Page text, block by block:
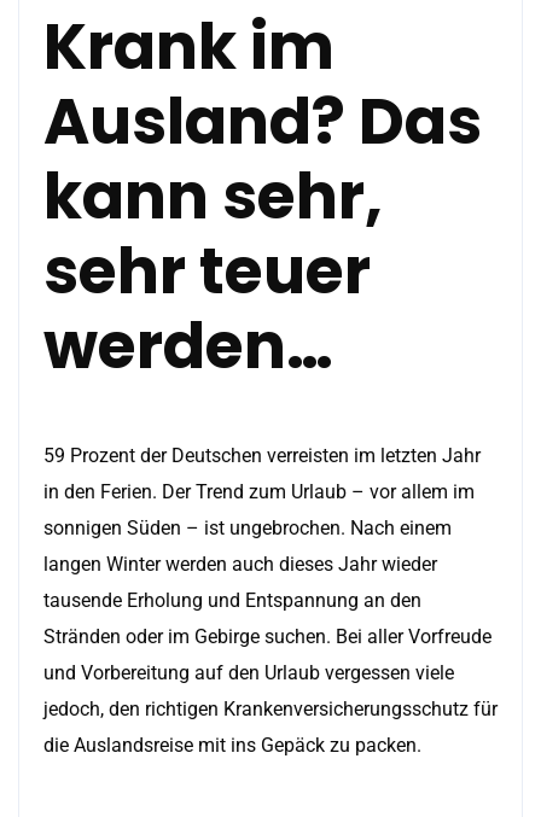
Krank im
Ausland? Das
kann sehr,
sehr teuer
werden…
59 Prozent der Deutschen verreisten im letzten Jahr
in den Ferien. Der Trend zum Urlaub – vor allem im
sonnigen Süden – ist ungebrochen. Nach einem
langen Winter werden auch dieses Jahr wieder
tausende Erholung und Entspannung an den
Stränden oder im Gebirge suchen. Bei aller Vorfreude
und Vorbereitung auf den Urlaub vergessen viele
jedoch, den richtigen Krankenversicherungsschutz für
die Auslandsreise mit ins Gepäck zu packen.